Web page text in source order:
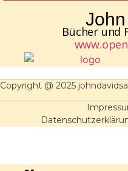
Bücher und
Copyright @ 2025